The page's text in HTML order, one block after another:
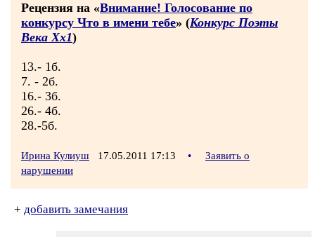
Рецензия на «Внимание! Голосование по
конкурсу Что в имени тебе» (Конкурс Поэты
Века Хх1)
13.- 1б.
7. - 2б.
16.- 3б.
26.- 4б.
28.-5б.
Ирина Кулиуш 17.05.2011 17:13 •
Заявить о
нарушении
+ добавить замечания